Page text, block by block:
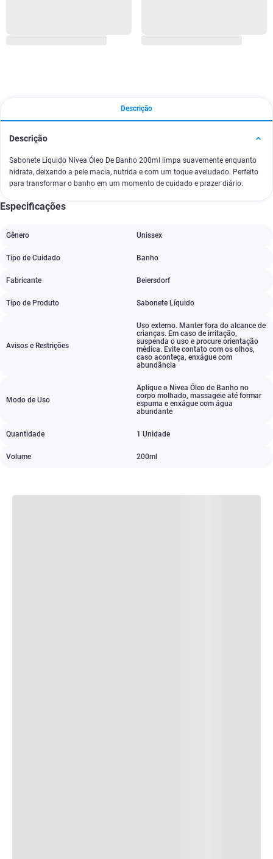
Descrição
Descrição
Sabonete Líquido Nivea Óleo De Banho 200ml limpa suavemente enquanto
hidrata, deixando a pele macia, nutrida e com um toque aveludado. Perfeito
para transformar o banho em um momento de cuidado e prazer diário.
Especificações
Gênero Unissex
Tipo de Cuidado Banho
Fabricante Beiersdorf
Tipo de Produto Sabonete Líquido
Avisos e Restrições
Uso externo. Manter fora do alcance de
crianças. Em caso de irritação,
suspenda o uso e procure orientação
médica. Evite contato com os olhos,
caso aconteça, enxágue com
abundância
Modo de Uso
Aplique o Nivea Óleo de Banho no
corpo molhado, massageie até formar
espuma e enxágue com água
abundante
Quantidade 1 Unidade
Volume 200ml